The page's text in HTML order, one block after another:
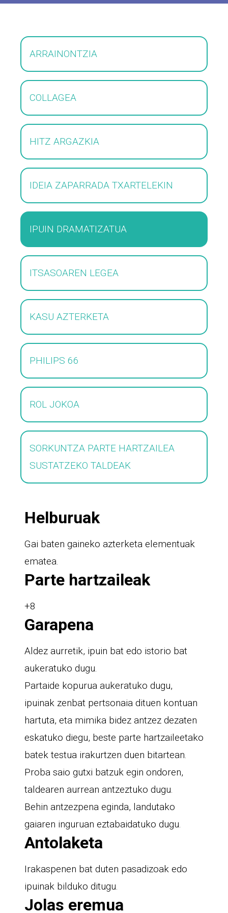
ARRAINONTZIA
COLLAGEA
HITZ ARGAZKIA
IDEIA ZAPARRADA TXARTELEKIN
IPUIN DRAMATIZATUA
ITSASOAREN LEGEA
KASU AZTERKETA
PHILIPS 66
ROL JOKOA
SORKUNTZA PARTE HARTZAILEA
SUSTATZEKO TALDEAK
Helburuak
Gai baten gaineko azterketa elementuak
ematea.
Parte hartzaileak
+8
Garapena
Aldez aurretik, ipuin bat edo istorio bat
aukeratuko dugu.
Partaide kopurua aukeratuko dugu,
ipuinak zenbat pertsonaia dituen kontuan
hartuta, eta mimika bidez antzez dezaten
eskatuko diegu, beste parte hartzaileetako
batek testua irakurtzen duen bitartean.
Proba saio gutxi batzuk egin ondoren,
taldearen aurrean antzeztuko dugu.
Behin antzezpena eginda, landutako
gaiaren inguruan eztabaidatuko dugu.
Antolaketa
Irakaspenen bat duten pasadizoak edo
ipuinak bilduko ditugu.
Jolas eremua